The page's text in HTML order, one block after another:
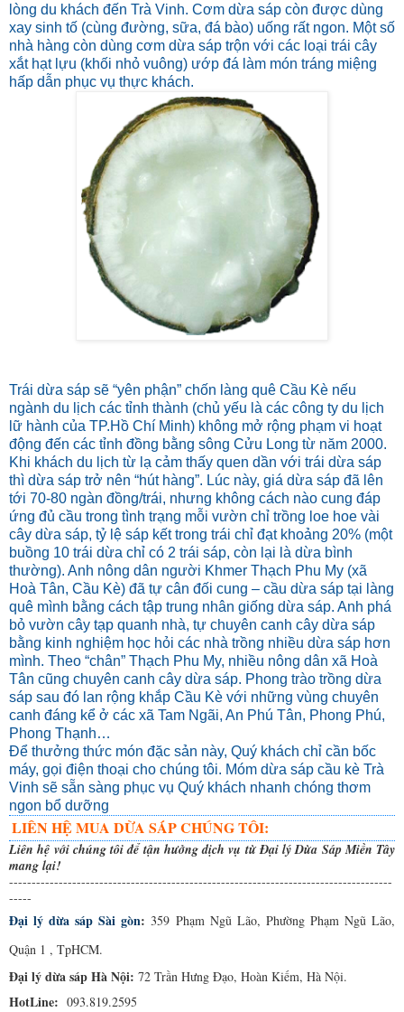
lòng du khách đến Trà Vinh. Cơm dừa sáp còn được dùng
xay sinh tố (cùng đường, sữa, đá bào) uống rất ngon. Một số
nhà hàng còn dùng cơm dừa sáp trộn với các loại trái cây
xắt hạt lựu (khối nhỏ vuông) ướp đá làm món tráng miệng
hấp dẫn phục vụ thực khách.
Trái dừa sáp sẽ “yên phận” chốn làng quê Cầu Kè nếu
ngành du lịch các tỉnh thành (chủ yếu là các công ty du lịch
lữ hành của TP.Hồ Chí Minh) không mở rộng phạm vi hoạt
động đến các tỉnh đồng bằng sông Cửu Long từ năm 2000.
Khi khách du lịch từ lạ cảm thấy quen dần với trái dừa sáp
thì dừa sáp trở nên “hút hàng”. Lúc này, giá dừa sáp đã lên
tới 70-80 ngàn đồng/trái, nhưng không cách nào cung đáp
ứng đủ cầu trong tình trạng mỗi vườn chỉ trồng loe hoe vài
cây dừa sáp, tỷ lệ sáp kết trong trái chỉ đạt khoảng 20% (một
buồng 10 trái dừa chỉ có 2 trái sáp, còn lại là dừa bình
thường). Anh nông dân người Khmer Thạch Phu My (xã
Hoà Tân, Cầu Kè) đã tự cân đối cung – cầu dừa sáp tại làng
quê mình bằng cách tập trung nhân giống dừa sáp. Anh phá
bỏ vườn cây tạp quanh nhà, tự chuyên canh cây dừa sáp
bằng kinh nghiệm học hỏi các nhà trồng nhiều dừa sáp hơn
mình. Theo “chân” Thạch Phu My, nhiều nông dân xã Hoà
Tân cũng chuyên canh cây dừa sáp. Phong trào trồng dừa
sáp sau đó lan rộng khắp Cầu Kè với những vùng chuyên
canh đáng kể ở các xã Tam Ngãi, An Phú Tân, Phong Phú,
Phong Thạnh…
Để thưởng thức món đặc sản này, Quý khách chỉ cần bốc
máy, gọi điện thoại cho chúng tôi. Móm dừa sáp cầu kè Trà
Vinh sẽ sẵn sàng phục vụ Quý khách nhanh chóng thơm
ngon bổ dưỡng
LIÊN HỆ MUA DỪA SÁP CHÚNG TÔI:
Liên hệ với chúng tôi để tận hưởng dịch vụ từ Đại lý Dừa Sáp Miền Tây
mang lại!
-------------------------------------------------------------------------------------
-----
Đại lý dừa sáp Sài gòn: 359 Phạm Ngũ Lão, Phường Phạm Ngũ Lão,
Quận 1 , TpHCM.
Đại lý dừa sáp Hà Nội: 72 Trần Hưng Đạo, Hoàn Kiếm, Hà Nội.
HotLine: 093.819.2595